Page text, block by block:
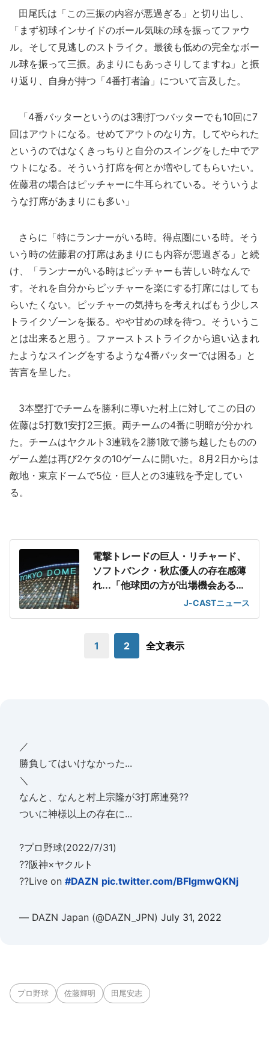
田尾氏は「この三振の内容が悪過ぎる」と切り出し、
「まず初球インサイドのボール気味の球を振ってファウ
ル。そして見逃しのストライク。最後も低めの完全なボー
ル球を振って三振。あまりにもあっさりしてますね」と振
り返り、自身が持つ「4番打者論」について言及した。
「4番バッターというのは3割打つバッターでも10回に7
回はアウトになる。せめてアウトのなり方。してやられた
というのではなくきっちりと自分のスイングをした中でア
ウトになる。そういう打席を何とか増やしてもらいたい。
佐藤君の場合はピッチャーに牛耳られている。そういうよ
うな打席があまりにも多い」
さらに「特にランナーがいる時。得点圏にいる時。そう
いう時の佐藤君の打席はあまりにも内容が悪過ぎる」と続
け、「ランナーがいる時はピッチャーも苦しい時なんで
す。それを自分からピッチャーを楽にする打席にはしても
らいたくない。ピッチャーの気持ちを考えればもう少しス
トライクゾーンを振る。やや甘めの球を待つ。そういうこ
とは出来ると思う。ファーストストライクから追い込まれ
たようなスイングをするような4番バッターでは困る」と
苦言を呈した。
3本塁打でチームを勝利に導いた村上に対してこの日の
佐藤は5打数1安打2三振。両チームの4番に明暗が分かれ
た。チームはヤクルト3連戦を2勝1敗で勝ち越したものの
ゲーム差は再び2ケタの10ゲームに開いた。8月2日からは
敵地・東京ドームで5位・巨人との3連戦を予定してい
る。
電撃トレードの巨人・リチャード、
ソフトバンク・秋広優人の存在感薄
れ...「他球団の方が出場機会ある」
J-CASTニュース
1 2 全文表示
／
勝負してはいけなかった...
＼
なんと、なんと村上宗隆が3打席連発??
ついに神様以上の存在に...
?プロ野球(2022/7/31)
??阪神×ヤクルト
??Live on #DAZN pic.twitter.com/BFlgmwQKNj
— DAZN Japan (@DAZN_JPN) July 31, 2022
プロ野球 佐藤輝明 田尾安志